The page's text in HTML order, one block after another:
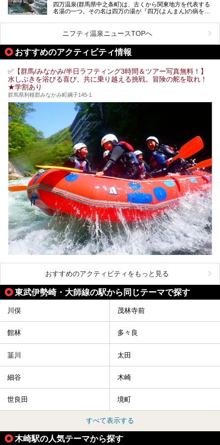
肌湯をはじめ、館内の魅力をたっぷりとご紹介します！
四万温泉(群馬県中之条町)は、古くから関東地方を代表する
名湯の一つ。その名は四万の湯が『四万(よんまん)の病を癒
観光客で賑わう人気温泉地です。
「中生館」は四万温泉最奥に位置し、秘境感漂う老舗宿。泉
質の良さ(特に美人湯効果)に定評があり、知る人ぞ知る穴場
的存在です。今回は筆者自ら宿泊し、自慢の温泉をはじめ食
事・客室・共有スペースなど、宿の全貌を徹底紹介します。
ニフティ温泉ニュースTOPへ
おすすめのアクティビティ情報
✅【群馬/みなかみ/半日ラフティング3時間＆ツアー写真無料！】
水しぶきを浴びる喜び、共に乗り越える挑戦。冒険の舵を取れ！
★学割あり
群馬県利根郡みなかみ町綱子145-1
おすすめのアクティビティをもっと見る
東武伊勢崎・大師線の駅から同じテーマで探す
川俣 茂林寺前
館林 多々良
韮川 太田
細谷 木崎
世良田 境町
すべて表示する
木崎駅の人気テーマから探す